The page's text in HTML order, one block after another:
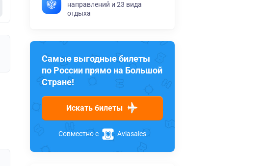
направлений и 23 вида
отдыха
Самые выгодные билеты
по России прямо на Большой
Стране!
Искать билеты
Совместно с Aviasales